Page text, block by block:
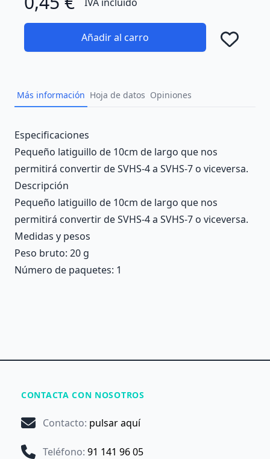
Añadir al carro
Más información Hoja de datos Opiniones
Description
Especificaciones
Pequeño latiguillo de 10cm de largo que nos
permitirá convertir de SVHS-4 a SVHS-7 o viceversa.
Descripción
Pequeño latiguillo de 10cm de largo que nos
permitirá convertir de SVHS-4 a SVHS-7 o viceversa.
Medidas y pesos
Peso bruto: 20 g
Número de paquetes: 1
CONTACTA CON NOSOTROS
Contacto: pulsar aquí
Teléfono: 91 141 96 05